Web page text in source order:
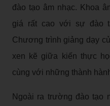
đào tạo âm nhạc. Khoa
giá rất cao với sự đào
Chương trình giảng dạy
xen kẽ giữa kiến thực
cùng với những thành
Ngoài ra trường đào tạo